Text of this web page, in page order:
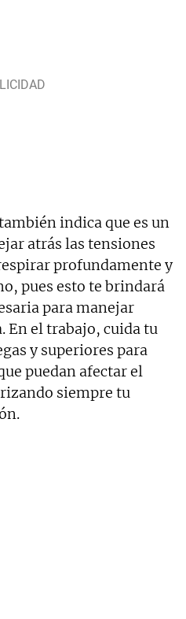
indica que es un
atrás las tensiones
profundamente y
pues esto te brindará
para manejar
En el trabajo, cuida tu
y superiores para
puedan afectar el
siempre tu